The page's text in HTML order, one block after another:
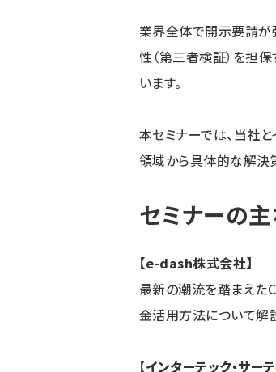
業界全体で開示要請が
性（第三者検証）を担
います。
本セミナーでは、当社
領域から具体的な解決
セミナーの
【e-dash株式会社】
最新の潮流を踏まえた
金活用方法について解
【インターテック・サー